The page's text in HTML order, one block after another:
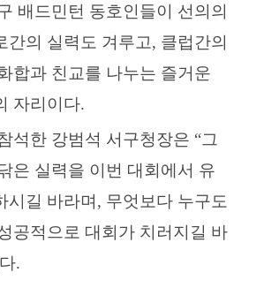
배드민턴 동호인들이 선의의
간의 실력도 겨루고, 클럽간의
합과 친교를 나누는 즐거운
자리이다.
석한 강범석 서구청장은 “그
은 실력을 이번 대회에서 유
시길 바라며 , 무엇보다 누구도
공적으로 대회가 치러지길 바
.